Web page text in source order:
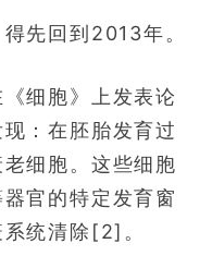
先回到2013年。
细胞》上发表论
：在胚胎发育过
细胞。这些细胞
官的特定发育窗
统清除[2]。